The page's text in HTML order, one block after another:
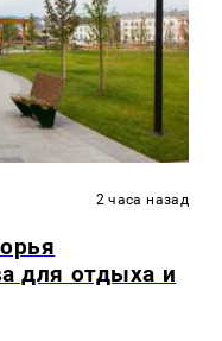
2 часа назад
для отдыха и